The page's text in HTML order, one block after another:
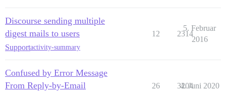
Discourse sending multiple
digest mails to users
Supportactivity-summary
12 2314
5. Februar
2016
Confused by Error Message
From Reply-by-Email
26 3204
4. Juni 2020